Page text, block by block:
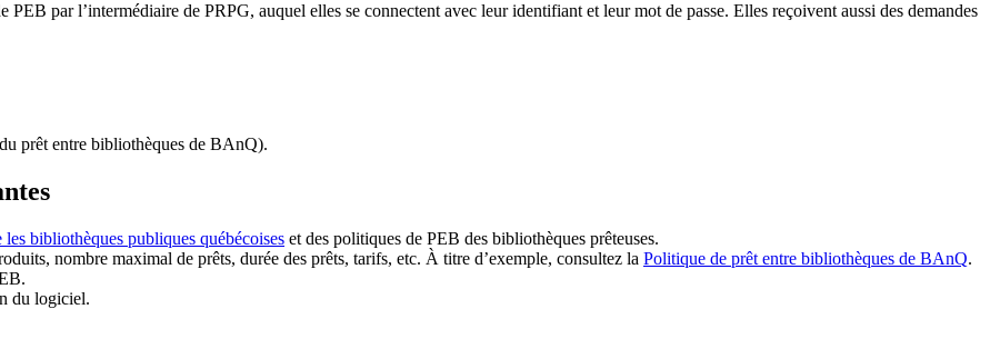
par l’intermédiaire de PRPG, auquel elles se connectent avec leur identifiant et leur mot de passe. Elles reçoivent aussi des demandes
prêt entre bibliothèques de BAnQ).
les bibliothèques publiques québécoises et des politiques de PEB des bibliothèques prêteuses.
nombre maximal de prêts, durée des prêts, tarifs, etc. À titre d’exemple, consultez la Politique de prêt entre bibliothèques de BAnQ.
du logiciel.